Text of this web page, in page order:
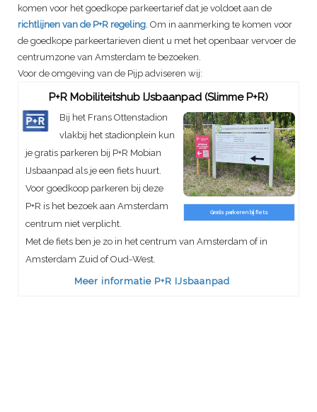
komen voor het goedkope parkeertarief dat je voldoet aan de
richtlijnen van de P+R regeling . Om in aanmerking te komen voor
de goedkope parkeertarieven dient u met het openbaar vervoer de
centrumzone van Amsterdam te bezoeken.
Voor de omgeving van de Pijp adviseren wij:
P+R Mobiliteitshub IJsbaanpad (Slimme P+R)
Gratis parkeren bij fiets
Bij het Frans Ottenstadion
vlakbij het stadionplein kun
je gratis parkeren bij P+R Mobian
IJsbaanpad als je een fiets huurt.
Voor goedkoop parkeren bij deze
P+R is het bezoek aan Amsterdam
centrum niet verplicht.
Met de fiets ben je zo in het centrum van Amsterdam of in
Amsterdam Zuid of Oud-West.
Meer informatie P+R IJsbaanpad